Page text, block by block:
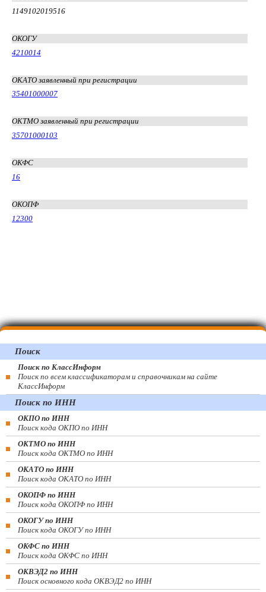
1149102019516
ОКОГУ
4210014
ОКАТО заявленный при регистрации
35401000007
ОКТМО заявленный при регистрации
35701000103
ОКФС
16
ОКОПФ
12300
Поиск
Поиск по КлассИнформ
Поиск по всем классификаторам и справочникам на сайте
КлассИнформ
Поиск по ИНН
ОКПО по ИНН
Поиск кода ОКПО по ИНН
ОКТМО по ИНН
Поиск кода ОКТМО по ИНН
ОКАТО по ИНН
Поиск кода ОКАТО по ИНН
ОКОПФ по ИНН
Поиск кода ОКОПФ по ИНН
ОКОГУ по ИНН
Поиск кода ОКОГУ по ИНН
ОКФС по ИНН
Поиск кода ОКФС по ИНН
ОКВЭД2 по ИНН
Поиск основного кода ОКВЭД2 по ИНН